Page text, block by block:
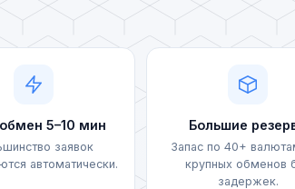
5–10 мин
заявок
автоматически.
Большие
Запас по 40+
крупных обменов
задержек.